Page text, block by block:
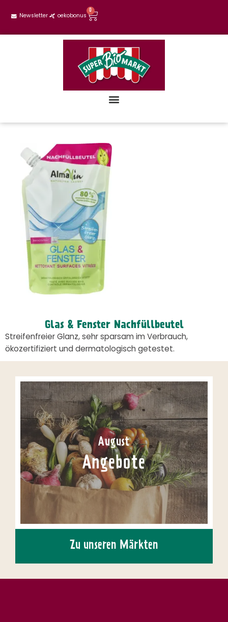
Newsletter oekobonus
0
Glas & Fenster Nachfüllbeutel
Streifenfreier Glanz, sehr sparsam im Verbrauch,
ökozertifiziert und dermatologisch getestet.
August
Angebote
Zu unseren Märkten